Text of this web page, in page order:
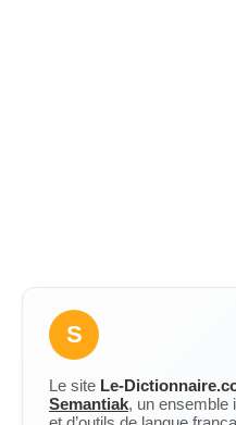
S
Le site Le-
Semantiak, un ensemble